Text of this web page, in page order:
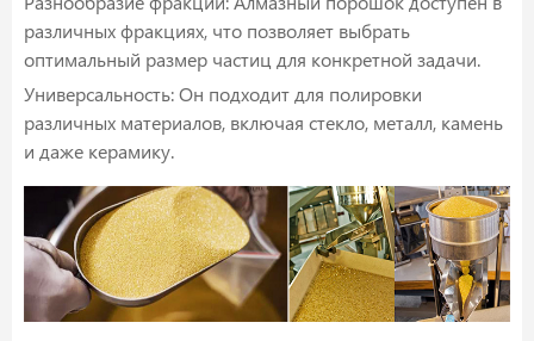
различных фракциях, что позволяет выбрать
оптимальный размер частиц для конкретной задачи.
Универсальность: Он подходит для полировки
различных материалов, включая стекло, металл, камень
и даже керамику.